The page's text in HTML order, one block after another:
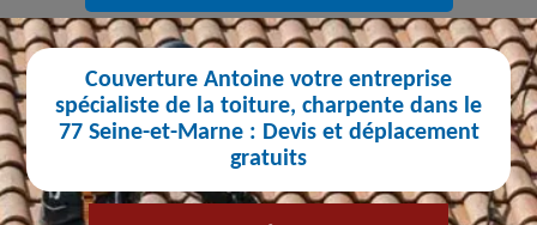
Couverture Antoine votre entreprise
spécialiste de la toiture, charpente dans le
77 Seine-et-Marne : Devis et déplacement
gratuits